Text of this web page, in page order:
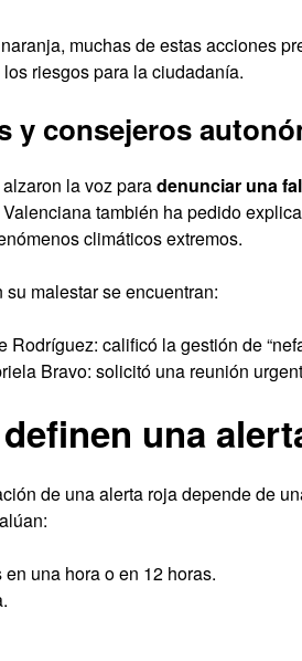
muchas de estas acciones
riesgos para la ciudadanía.
y consejeros
la voz paradenunciar una
también ha pedido
climáticos extremos.
malestar se encuentran:
Rodríguez: calificó la gestión de
Bravo: solicitó una reunión
una
de una alerta roja depende de
una hora o en 12 horas.